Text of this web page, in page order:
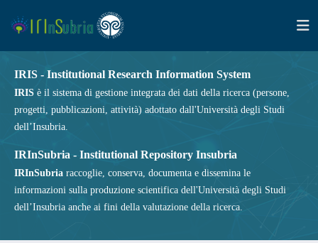
IRIS - Institutional Research Information System
IRIS è il sistema di gestione integrata dei dati della ricerca (persone,
progetti, pubblicazioni, attività) adottato dall'Università degli Studi
dell’Insubria.
IRInSubria - Institutional Repository Insubria
IRInSubria raccoglie, conserva, documenta e dissemina le
informazioni sulla produzione scientifica dell'Università degli Studi
dell’Insubria anche ai fini della valutazione della ricerca.